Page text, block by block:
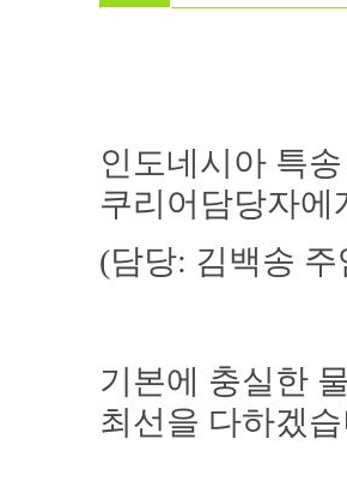
인도네시아 특
쿠리어담당자에
(담당: 김백송
기본에 충실한
최선을 다하겠